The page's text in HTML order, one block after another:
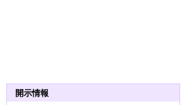
開示情報